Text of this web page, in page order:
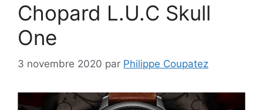
Chopard L.U.C Skull
One
3 novembre 2020 par Philippe Coupatez